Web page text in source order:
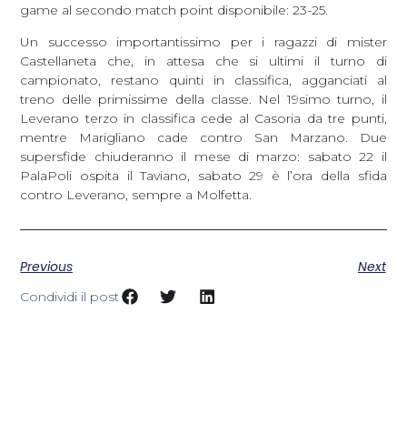
game al secondo match point disponibile: 23-25.
Un successo importantissimo per i ragazzi di mister
Castellaneta che, in attesa che si ultimi il turno di
campionato, restano quinti in classifica, agganciati al
treno delle primissime della classe. Nel 19simo turno, il
Leverano terzo in classifica cede al Casoria da tre punti,
mentre Marigliano cade contro San Marzano. Due
supersfide chiuderanno il mese di marzo: sabato 22 il
PalaPoli ospita il Taviano, sabato 29 è l’ora della sfida
contro Leverano, sempre a Molfetta.
Previous Next
Condividi il post